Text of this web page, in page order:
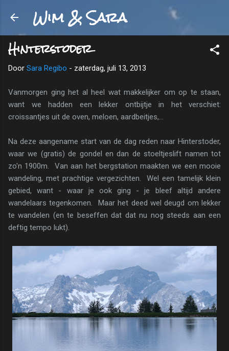
Doorgaan naar hoofdcontent
Wim & Sara
Hinterstoder
Door Sara Regibo - zaterdag, juli 13, 2013
Vanmorgen ging het al heel wat makkelijker om op te staan,
want we hadden een lekker ontbijtje in het verschiet:
croissantjes uit de oven, meloen, aardbeitjes,...
Na deze aangename start van de dag reden naar Hinterstoder,
waar we (gratis) de gondel en dan de stoeltjeslift namen tot
zo'n 1900m. Van aan het bergstation maakten we een mooie
wandeling, met prachtige vergezichten. Wel een tamelijk klein
gebied, want - waar je ook ging - je bleef altijd andere
wandelaars tegenkomen. Maar het deed wel deugd om lekker
te wandelen (en te beseffen dat dat nu nog steeds aan een
deftig tempo lukt).